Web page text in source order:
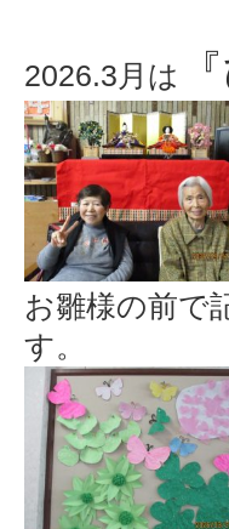
2026.3月は
お雛様の前で
す。